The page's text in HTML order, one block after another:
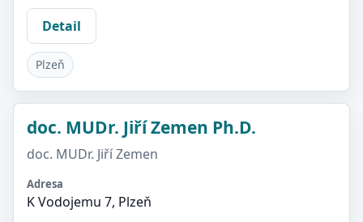
Detail
Plzeň
doc. MUDr. Jiří Zemen Ph.D.
doc. MUDr. Jiří Zemen
Adresa
K Vodojemu 7, Plzeň